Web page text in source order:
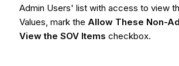
Admin Users' list with access to view
Values, mark the Allow These Non-
View the SOV Items checkbox.